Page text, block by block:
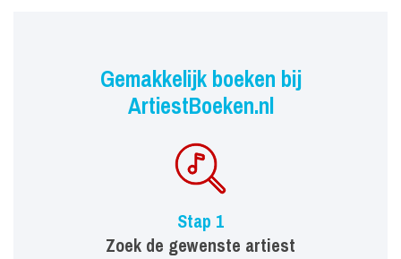
Gemakkelijk boeken bij
ArtiestBoeken.nl
Stap 1
Zoek de gewenste artiest